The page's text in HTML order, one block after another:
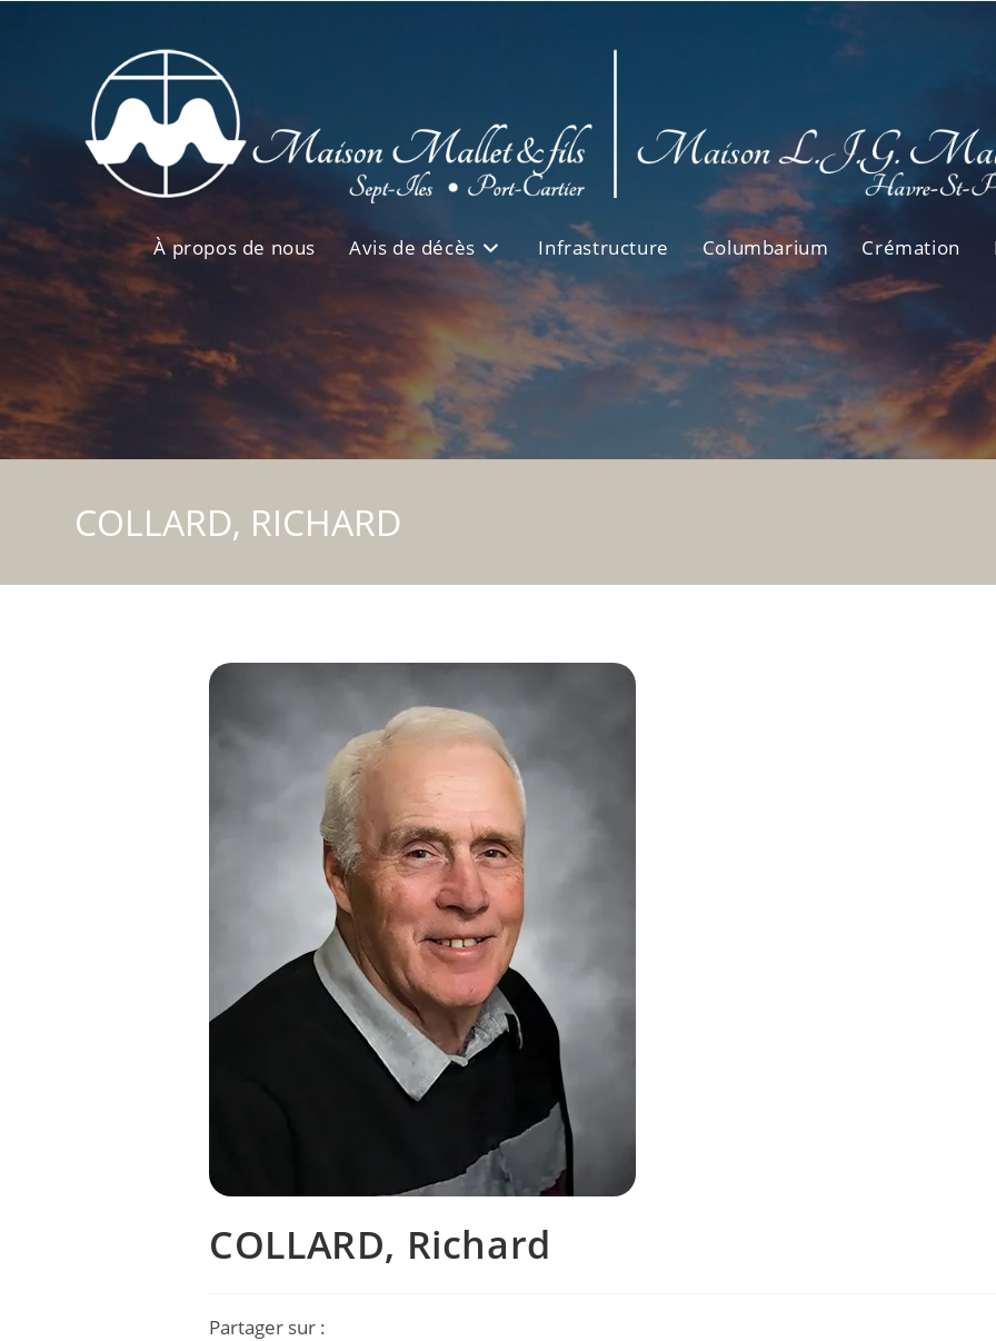
À propos de nous Avis de décès Infrastructure Columbarium Crémation
COLLARD, RICHARD
COLLARD, Richard
Partager sur :